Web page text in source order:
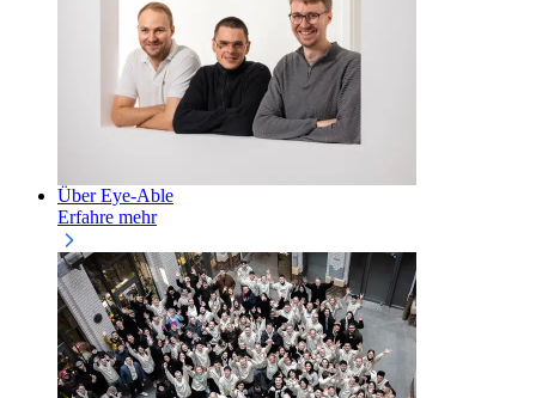
Über Eye-Able
Erfahre mehr